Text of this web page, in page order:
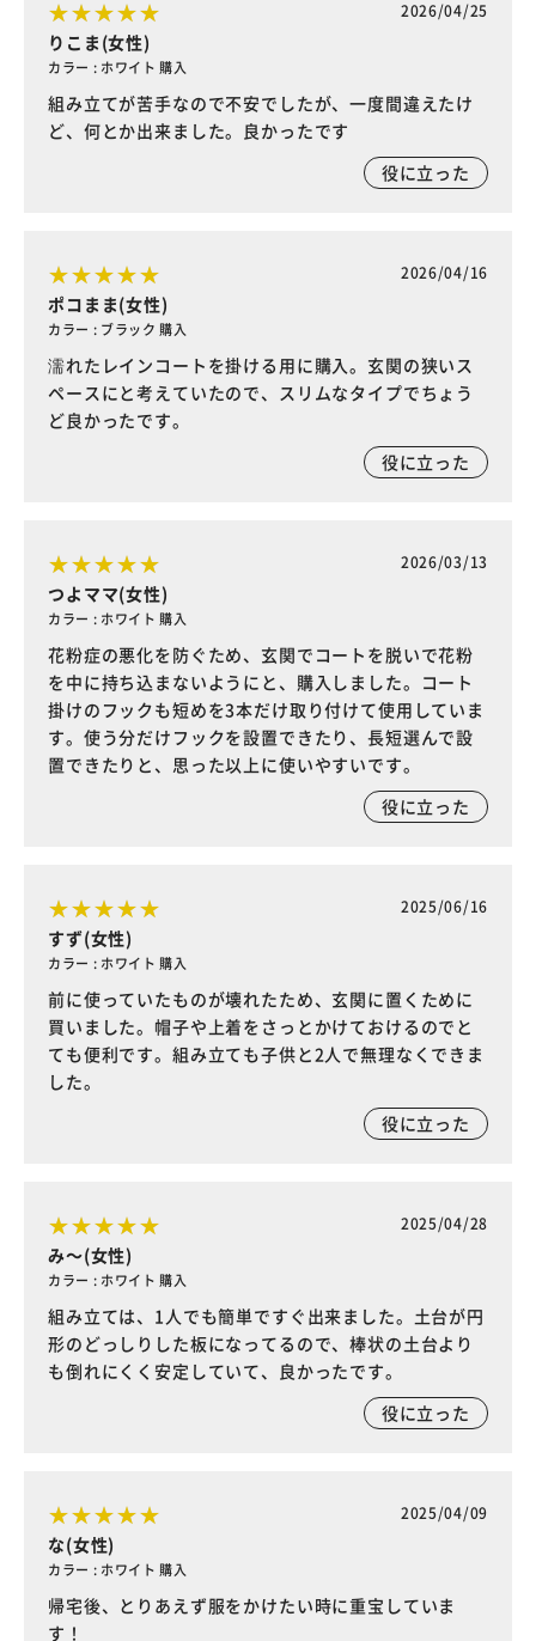
2026/04/25
りこま(女性)
カラー : ホワイト 購入
組み立てが苦手なので不安でしたが、一度間違えたけ
ど、何とか出来ました。良かったです
役に立った
2026/04/16
ポコまま(女性)
カラー : ブラック 購入
濡れたレインコートを掛ける用に購入。玄関の狭いス
ペースにと考えていたので、スリムなタイプでちょう
ど良かったです。
役に立った
2026/03/13
つよママ(女性)
カラー : ホワイト 購入
花粉症の悪化を防ぐため、玄関でコートを脱いで花粉
を中に持ち込まないようにと、購入しました。コート
掛けのフックも短めを3本だけ取り付けて使用していま
す。使う分だけフックを設置できたり、長短選んで設
置できたりと、思った以上に使いやすいです。
役に立った
2025/06/16
すず(女性)
カラー : ホワイト 購入
前に使っていたものが壊れたため、玄関に置くために
買いました。帽子や上着をさっとかけておけるのでと
ても便利です。組み立ても子供と2人で無理なくできま
した。
役に立った
2025/04/28
み～(女性)
カラー : ホワイト 購入
組み立ては、1人でも簡単ですぐ出来ました。土台が円
形のどっしりした板になってるので、棒状の土台より
も倒れにくく安定していて、良かったです。
役に立った
2025/04/09
な(女性)
カラー : ホワイト 購入
帰宅後、とりあえず服をかけたい時に重宝していま
す！